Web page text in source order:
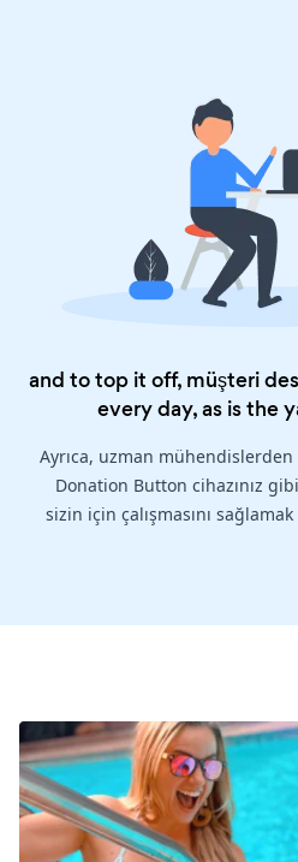
and to top it off, müşteri
every day, as is the
Ayrıca, uzman
Donation Button cihazınız
sizin için çalışmasını